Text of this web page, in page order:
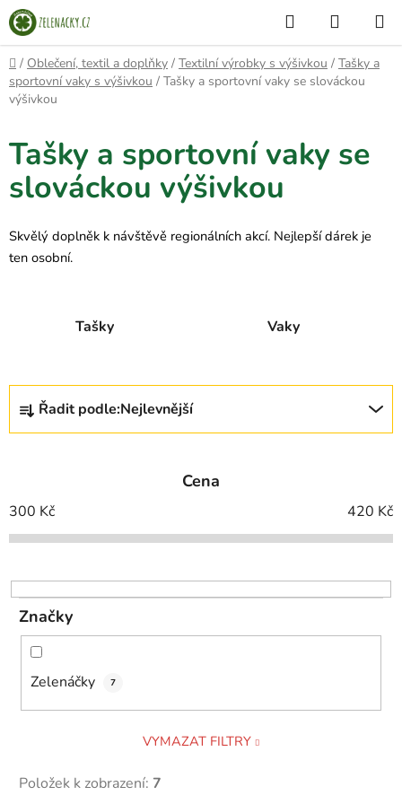
Přejít
na
obsah
Hledat
KOŠÍK
Domů
/ Oblečení, textil a doplňky / Textilní výrobky s výšivkou / Tašky a
sportovní vaky s výšivkou / Tašky a sportovní vaky se slováckou
výšivkou
Tašky a sportovní vaky se
slováckou výšivkou
Skvělý doplněk k návštěvě regionálních akcí. Nejlepší dárek je
ten osobní.
Tašky Vaky
Ř
z
í
p
o
d
u
Řadit podle:Nejlevnější
Cena
300 Kč 420 Kč
Značky
Zelenáčky 7
VYMAZAT FILTRY
Položek k zobrazení: 7